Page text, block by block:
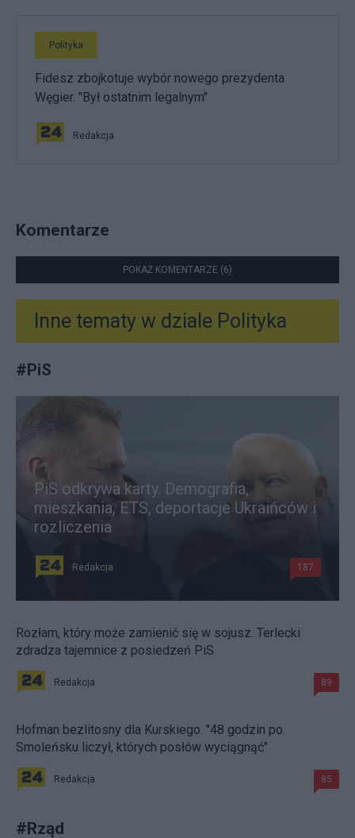
Polityka
Fidesz zbojkotuje wybór nowego prezydenta
Węgier. "Był ostatnim legalnym"
Redakcja
Komentarze
POKAŻ KOMENTARZE (6)
Inne tematy w dziale Polityka
#PiS
PiS odkrywa karty. Demografia,
mieszkania, ETS, deportacje Ukraińców i
rozliczenia
Redakcja 187
Rozłam, który może zamienić się w sojusz. Terlecki
zdradza tajemnice z posiedzeń PiS
Redakcja 89
Hofman bezlitosny dla Kurskiego. "48 godzin po
Smoleńsku liczył, których posłów wyciągnąć"
Redakcja 85
#Rząd